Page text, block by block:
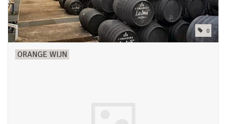
0
ORANGE WIJN